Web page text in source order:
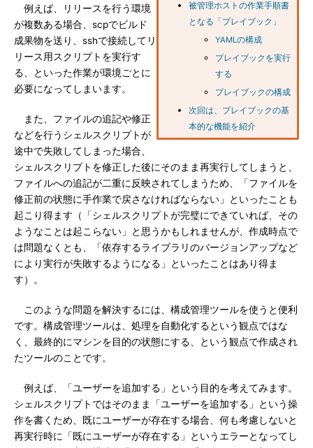
被管理ホストの作業手順書
となる「プレイブック」
YAMLの構成
プレイブックを実行
する
プレイブックの構成
次回は、プレイブックの基
本的な機能を紹介
例えば、リリースを行う環境
が複数ある場合、scpでビルド
成果物を送り、sshで接続してリ
リース用スクリプトを実行す
る、といった作業が環境ごとに
必要になってしまいます。
また、ファイルの追記や修正
などを行うシェルスクリプトが
途中で失敗してしまった場合、
シェルスクリプトを修正した後にそのまま再実行してしまうと、
ファイルへの追記が二重に反映されてしまうため、「ファイルを
修正前の状態に手作業で戻さなければならない」といったことも
起こり得ます（「シェルスクリプトが完璧にできていれば、その
ようなことは起こらない」と思うかもしれませんが、作成時点で
は問題なくとも、「依存するライブラリのバージョンアップなど
により実行が失敗するようになる」といったことはあり得ま
す）。
このような問題を解決するには、構成管理ツールを使うと便利
です。構成管理ツールは、処理を自動化するという観点ではな
く、最終的にマシンを目的の状態にする、という観点で作成され
たツールのことです。
例えば、「ユーザーを追加する」という目的を考えてみます。
シェルスクリプトではそのまま「ユーザーを追加する」という操
作を書くため、既にユーザーが存在する場合、何も考慮しないと
再実行時に「既にユーザーが存在する」というエラーとなってし